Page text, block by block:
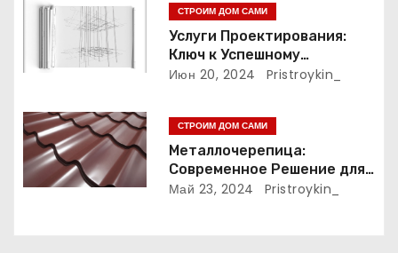
и
я
м
СТРОИМ ДОМ САМИ
Услуги Проектирования:
Ключ к Успешному
Реализации Ваших Идей
Июн 20, 2024 Pristroykin_
СТРОИМ ДОМ САМИ
Металлочерепица:
Современное Решение для
Крыши
Май 23, 2024 Pristroykin_